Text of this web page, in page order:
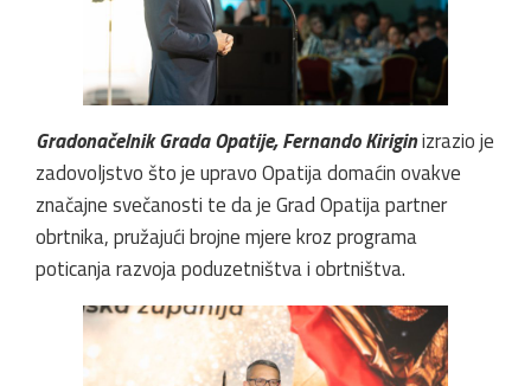
Gradonačelnik Grada Opatije, Fernando Kiriginizrazio je
zadovoljstvo što je upravo Opatija domaćin ovakve
značajne svečanosti te da je Grad Opatija partner
obrtnika, pružajući brojne mjere kroz programa
poticanja razvoja poduzetništva i obrtništva.